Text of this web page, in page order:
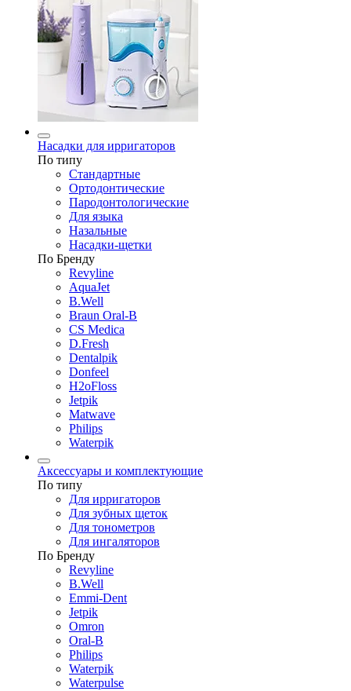
Насадки для ирригаторов
По типу
Стандартные
Ортодонтические
Пародонтологические
Для языка
Назальные
Насадки-щетки
По Бренду
Revyline
AquaJet
B.Well
Braun Oral-B
CS Medica
D.Fresh
Dentalpik
Donfeel
H2oFloss
Jetpik
Matwave
Philips
Waterpik
Аксессуары и комплектующие
По типу
Для ирригаторов
Для зубных щеток
Для тонометров
Для ингаляторов
По Бренду
Revyline
B.Well
Emmi-Dent
Jetpik
Omron
Oral-B
Philips
Waterpik
Waterpulse